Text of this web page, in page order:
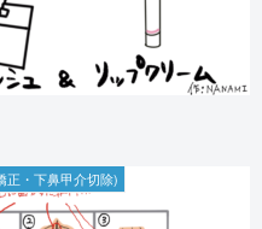
正・下鼻甲介切除)